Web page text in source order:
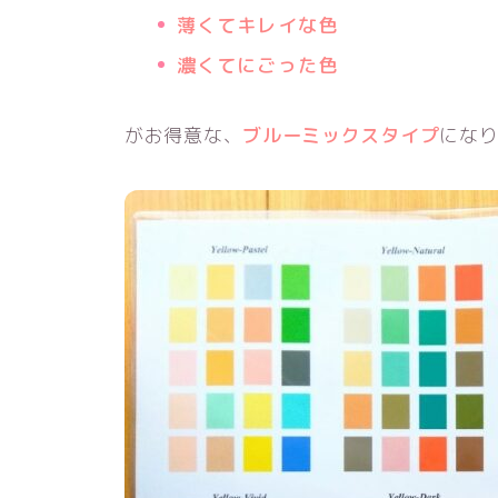
薄くてキレイな色
濃くてにごった色
がお得意な、 ブルーミックスタイプにな